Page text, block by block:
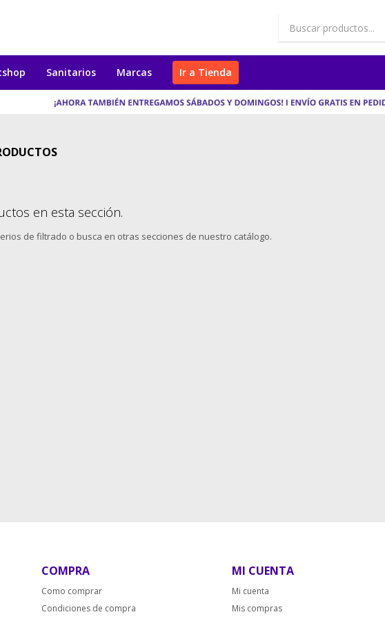
Sanitarios Marcas Ir a Tienda
en esta sección.
de filtrado o busca en otras secciones de nuestro catálogo.
COMPRA
Como comprar
Condiciones de compra
MI CUENTA
Mi cuenta
Mis compras